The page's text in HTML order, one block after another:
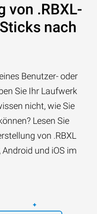
von .RBXL-
nach
Benutzer- oder
Sie Ihr Laufwerk
nicht, wie Sie
Lesen Sie
von .RBXL
und iOS im